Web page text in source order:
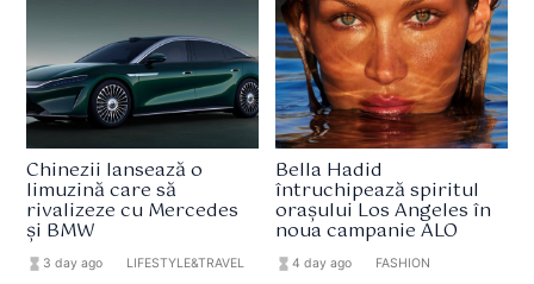
Chinezii lansează o
limuzină care să
rivalizeze cu Mercedes
și BMW
hourglass_full 3 day ago LIFESTYLE&TRAVEL
Bella Hadid
întruchipează spiritul
orașului Los Angeles în
noua campanie ALO
hourglass_full 4 day ago FASHION